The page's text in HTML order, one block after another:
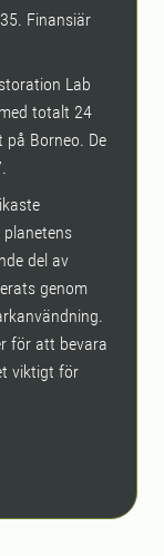
Finansiär
Lab
totalt 24
Borneo. De
del av
genom
för att bevara
viktigt för